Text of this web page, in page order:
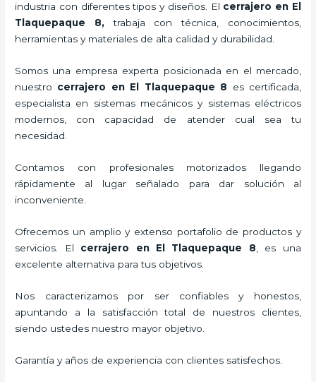
industria con diferentes tipos y diseños. El cerrajero en El
Tlaquepaque 8,trabaja con técnica, conocimientos,
herramientas y materiales de alta calidad y durabilidad.
Somos una empresa experta posicionada en el mercado,
nuestro cerrajero en El Tlaquepaque 8 es certificada,
especialista en sistemas mecánicos y sistemas eléctricos
modernos, con capacidad de atender cual sea tu
necesidad.
Contamos con profesionales motorizados llegando
rápidamente al lugar señalado para dar solución al
inconveniente.
Ofrecemos un amplio y extenso portafolio de productos y
servicios. El cerrajero en El Tlaquepaque 8 , es una
excelente alternativa para tus objetivos.
Nos caracterizamos por ser confiables y honestos,
apuntando a la satisfacción total de nuestros clientes,
siendo ustedes nuestro mayor objetivo.
Garantía y años de experiencia con clientes satisfechos.